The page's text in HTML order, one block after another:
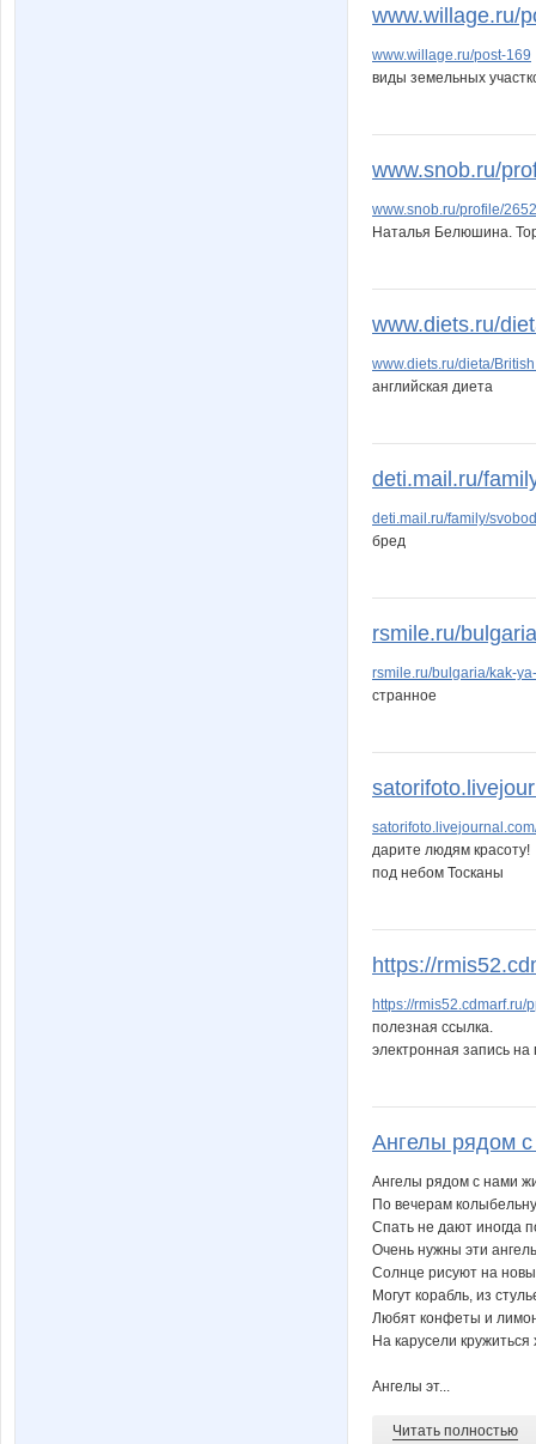
www.willage.ru/
www.willage.ru/post-169
виды земельных
www.snob.ru/
www.snob.ru/profile/
Наталья Белюшина.
www.diets.ru/
www.diets.ru/dieta/
английская диета
deti.mail.ru/
deti.mail.ru/family/
бред
rsmile.ru/
rsmile.ru/bulgaria/kak-
странное
дарите людям красоту!
под небом Тосканы
https://
https://rmis52.cdmarf.ru/
полезная ссылка.
электронная запись
Ангелы рядом
Ангелы рядом с нами
По вечерам
Спать не дают иногда
Очень нужны эти
Солнце рисуют на
Могут корабль, из
Любят конфеты и
На карусели кружиться
Ангелы эт...
Читать полностью